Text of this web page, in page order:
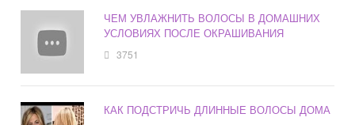
ЧЕМ УВЛАЖНИТЬ ВОЛОСЫ В ДОМАШНИХ
УСЛОВИЯХ ПОСЛЕ ОКРАШИВАНИЯ
3751
КАК ПОДСТРИЧЬ ДЛИННЫЕ ВОЛОСЫ ДОМА